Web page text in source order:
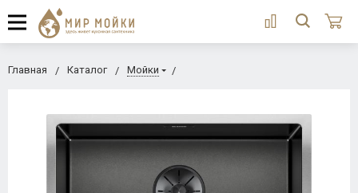
Главная Каталог Мойки